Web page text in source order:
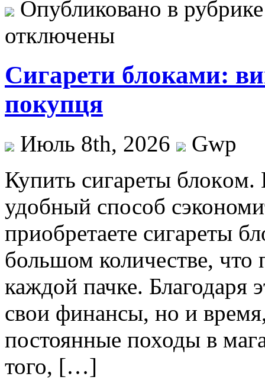
Опубликовано в
отключены
Сигарети блоками:
покупця
Июль 8th, 2026
Gwp
Купить сигaрeты
удобный способ
приобретаете сигареты
большом количестве, что
каждой пачке. Благодаря
свои финансы, но и
постоянные походы в
того, […]